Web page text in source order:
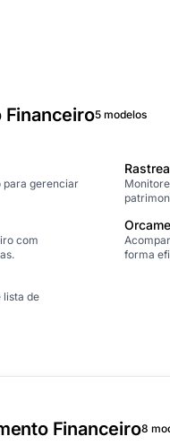
Financeiro5 modelos
para gerenciar
com
forma
lista de
Financeiro8